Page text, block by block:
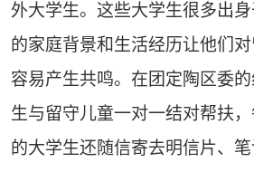
外大学生。这些大学生很多出
的家庭背景和生活经历让他们
容易产生共鸣。在团定陶区委
生与留守儿童一对一结对帮扶
的大学生还随信寄去明信片、笔